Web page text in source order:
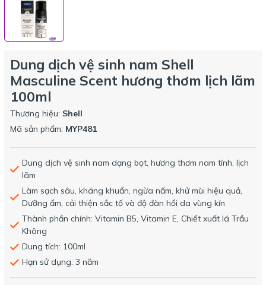
Dung dịch vệ sinh nam Shell
Masculine Scent hương thơm lịch lãm
100ml
Thương hiệu: Shell
Mã sản phẩm: MYP481
Dung dịch vệ sinh nam dạng bọt, hương thơm nam tính, lịch
lãm
Làm sạch sâu, kháng khuẩn, ngừa nấm, khử mùi hiệu quả,
Dưỡng ẩm, cải thiện sắc tố và độ đàn hồi da vùng kín
Thành phần chính: Vitamin B5, Vitamin E, Chiết xuất lá Trầu
Không
Dung tích: 100ml
Hạn sử dụng: 3 năm